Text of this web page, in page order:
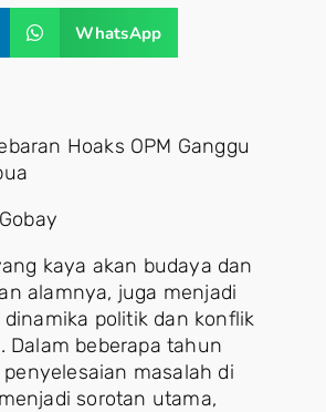
WhatsApp
Hoaks OPM Ganggu
kaya akan budaya dan
alamnya, juga menjadi
politik dan konflik
Dalam beberapa tahun
masalah di
sorotan utama,